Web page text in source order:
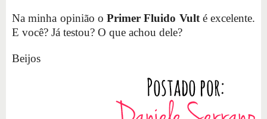
Na minha opinião o Primer Fluido Vulté excelente.
E você? Já testou? O que achou dele?
Beijos